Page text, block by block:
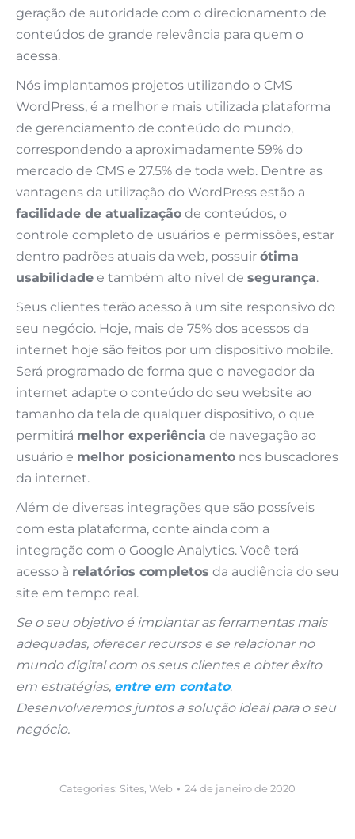
geração de autoridade com o direcionamento de
conteúdos de grande relevância para quem o
acessa.
Nós implantamos projetos utilizando o CMS
WordPress, é a melhor e mais utilizada plataforma
de gerenciamento de conteúdo do mundo,
correspondendo a aproximadamente 59% do
mercado de CMS e 27.5% de toda web. Dentre as
vantagens da utilização do WordPress estão a
facilidade de atualização de conteúdos, o
controle completo de usuários e permissões, estar
dentro padrões atuais da web, possuir ótima
usabilidade e também alto nível de segurança.
Seus clientes terão acesso à um site responsivo do
seu negócio. Hoje, mais de 75% dos acessos da
internet hoje são feitos por um dispositivo mobile.
Será programado de forma que o navegador da
internet adapte o conteúdo do seu website ao
tamanho da tela de qualquer dispositivo, o que
permitirá melhor experiência de navegação ao
usuário e melhor posicionamento nos buscadores
da internet.
Além de diversas integrações que são possíveis
com esta plataforma, conte ainda com a
integração com o Google Analytics. Você terá
acesso à relatórios completos da audiência do seu
site em tempo real.
Se o seu objetivo é implantar as ferramentas mais
adequadas, oferecer recursos e se relacionar no
mundo digital com os seus clientes e obter êxito
em estratégias, entre em contato.
Desenvolveremos juntos a solução ideal para o seu
negócio.
Categories: Sites Web 24 de janeiro de 2020